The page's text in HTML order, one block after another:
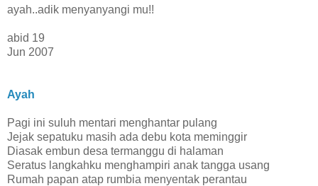
ayah..adik menyanyangi mu!!
abid 19
Jun 2007
Ayah
Pagi ini suluh mentari menghantar pulang
Jejak sepatuku masih ada debu kota meminggir
Diasak embun desa termanggu di halaman
Seratus langkahku menghampiri anak tangga usang
Rumah papan atap rumbia menyentak perantau